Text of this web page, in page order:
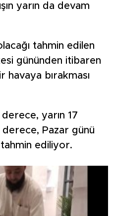
yarın da devam
tahmin edilen
gününden itibaren
havaya bırakması
derece, yarın 17
Pazar günü
ediliyor.